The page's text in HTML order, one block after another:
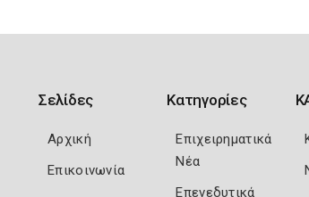
Σελίδες
Αρχική
Επικοινωνία
Κατηγορίες
Επιχειρηματικά
Νέα
Επενεδυτικά